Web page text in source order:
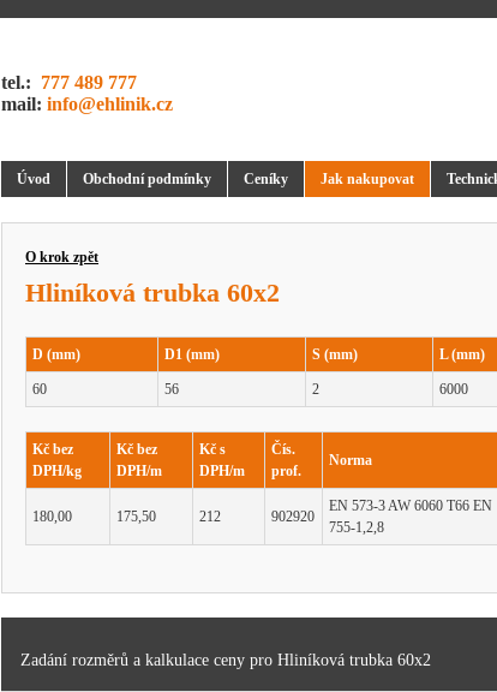
tel.: 777 489 777
mail: info@ehlinik.cz
Úvod Obchodní podmínky Ceníky Jak nakupovat
O krok zpět
Hliníková trubka 60x2
D (mm) D1 (mm) S (mm) L (mm)
60 56 2 6000
Kč bez
DPH/kg
Kč bez
DPH/m
Kč s
DPH/m
Čís.
prof.
Norma
180,00 175,50 212 902920
EN 573-3 AW 6060 T66 EN
755-1,2,8
Zadání rozměrů a kalkulace ceny pro Hliníková trubka 60x2